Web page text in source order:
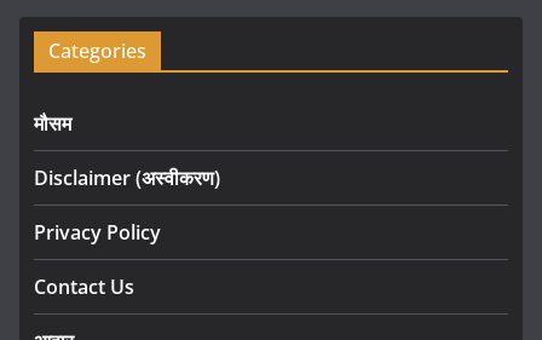
Categories
मौसम
Disclaimer (अस्वीकरण)
Privacy Policy
Contact Us